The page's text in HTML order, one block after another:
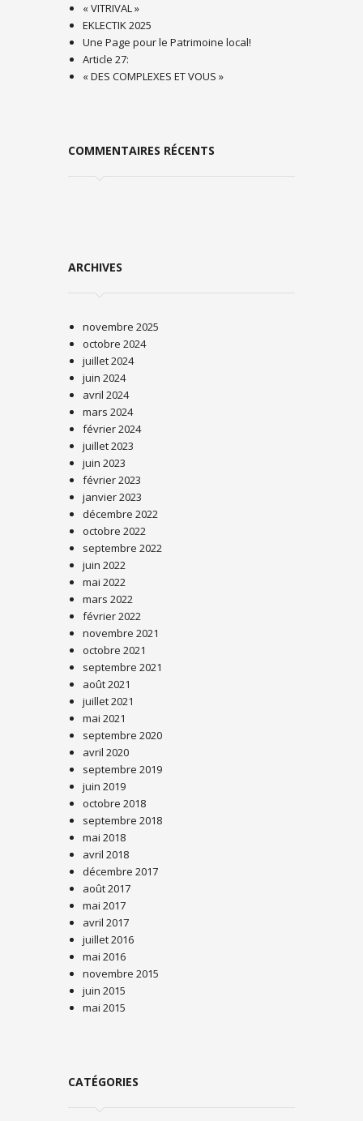
« VITRIVAL »
EKLECTIK 2025
Une Page pour le Patrimoine local!
Article 27:
« DES COMPLEXES ET VOUS »
COMMENTAIRES RÉCENTS
ARCHIVES
novembre 2025
octobre 2024
juillet 2024
juin 2024
avril 2024
mars 2024
février 2024
juillet 2023
juin 2023
février 2023
janvier 2023
décembre 2022
octobre 2022
septembre 2022
juin 2022
mai 2022
mars 2022
février 2022
novembre 2021
octobre 2021
septembre 2021
août 2021
juillet 2021
mai 2021
septembre 2020
avril 2020
septembre 2019
juin 2019
octobre 2018
septembre 2018
mai 2018
avril 2018
décembre 2017
août 2017
mai 2017
avril 2017
juillet 2016
mai 2016
novembre 2015
juin 2015
mai 2015
CATÉGORIES